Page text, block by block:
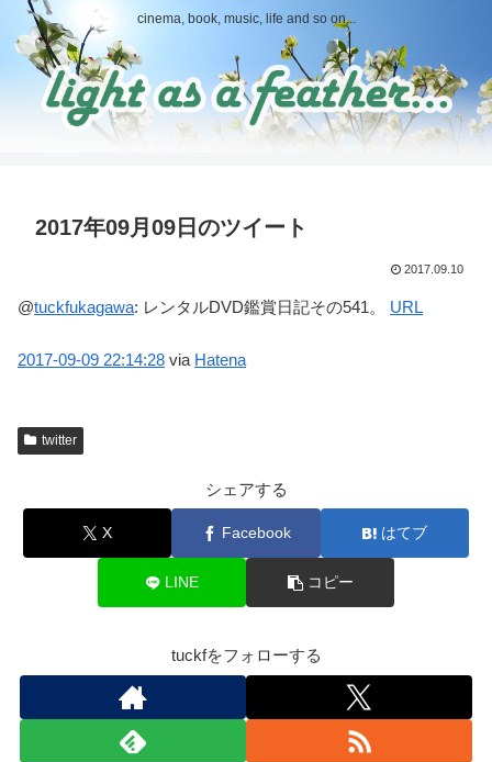
cinema, book, music, life and so on...
2017年09月09日のツイート
2017.09.10
@tuckfukagawa: レンタルDVD鑑賞日記その541。 URL
2017-09-09 22:14:28 via Hatena
twitter
シェアする
X Facebook はてブ
LINE コピー
tuckfをフォローする